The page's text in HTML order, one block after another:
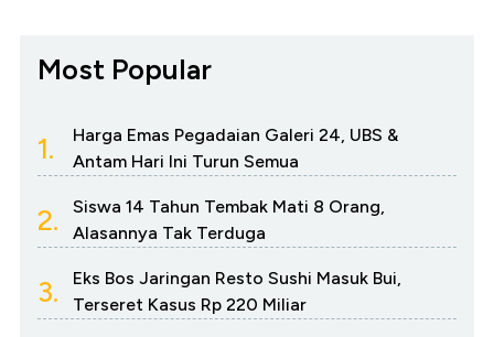
Most Popular
1.
Harga Emas Pegadaian Galeri 24, UBS &
Antam Hari Ini Turun Semua
2.
Siswa 14 Tahun Tembak Mati 8 Orang,
Alasannya Tak Terduga
3.
Eks Bos Jaringan Resto Sushi Masuk Bui,
Terseret Kasus Rp 220 Miliar